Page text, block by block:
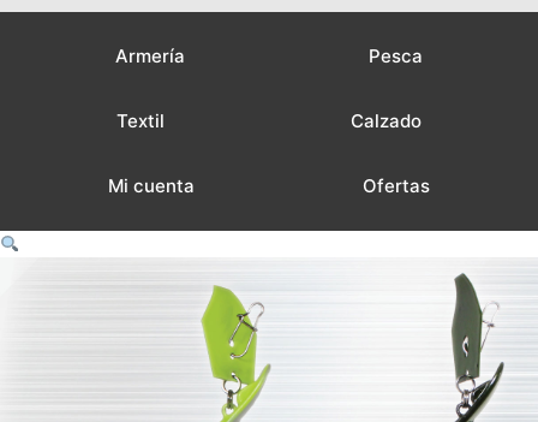
Armería Pesca
Textil Calzado
Mi cuenta Ofertas